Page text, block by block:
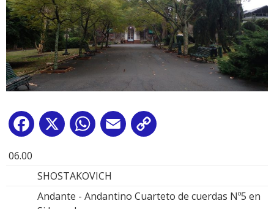
Facebook
X WhatsApp
Email
06.00
SHOSTAKOVICH
Andante - Andantino Cuarteto de cuerdas Nº5 en